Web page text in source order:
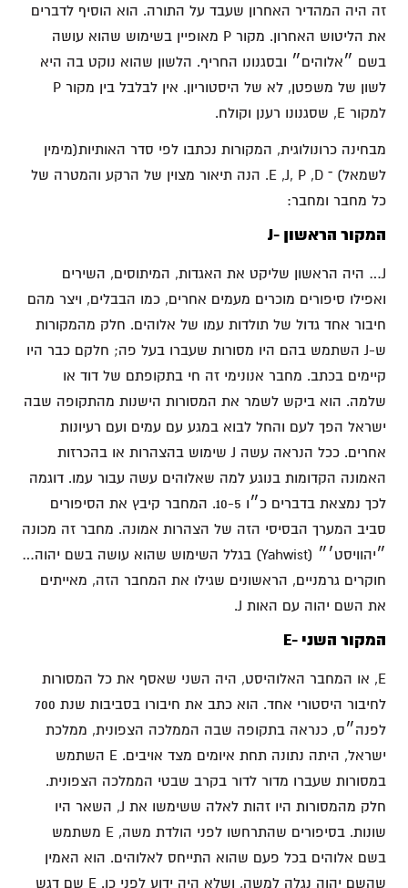
זה היה המהדיר האחרון שעבד על התורה. הוא הוסיף לדברים
את הליטוש האחרון. מקור P מאופיין בשימוש שהוא עושה
בשם ״אלוהים״ ובסגנונו החריף. הלשון שהוא נוקט בה היא
לשון של משפטן, לא של היסטוריון. אין לבלבל בין מקור P
למקור E, שסגנונו רענן וקולח.
מבחינה כרונולוגית, המקורות נכתבו לפי סדר האותיות(מימין
לשמאל) ־ E ,J, P ,D. הנה תיאור מצוין של הרקע והמטרה של
כל מחבר ומחבר:
המקור הראשון -J
J… היה הראשון שליקט את האגדות, המיתוסים, השירים
ואפילו סיפורים מוכרים מעמים אחרים, כמו הבבלים, ויצר מהם
חיבור אחד גדול של תולדות עמו של אלוהים. חלק מהמקורות
ש-J השתמש בהם היו מסורות שעברו בעל פה; חלקם כבר היו
קיימים בכתב. מחבר אנונימי זה חי בתקופתם של דוד או
שלמה. הוא ביקש לשמר את המסורות הישנות מהתקופה שבה
ישראל הפך לעם והחל לבוא במגע עם עמים ועם רעיונות
אחרים. ככל הנראה עשה J שימוש בהצהרות או בהכרזות
האמונה הקדומות בנוגע למה שאלוהים עשה עבור עמו. דוגמה
לכך נמצאת בדברים כ״ו 10-5. המחבר קיבץ את הסיפורים
סביב המערך הבסיסי הזה של הצהרות אמונה. מחבר זה מכונה
״יהוויסט׳״ (Yahwist) בגלל השימוש שהוא עושה בשם יהוה…
חוקרים גרמניים, הראשונים שגילו את המחבר הזה, מאייתים
את השם יהוה עם האות J.
המקור השני -E
E, או המחבר האלוהיסט, היה השני שאסף את כל המסורות
לחיבור היסטורי אחד. הוא כתב את חיבורו בסביבות שנת 700
לפנה״ס, כנראה בתקופה שבה הממלכה הצפונית, ממלכת
ישראל, היתה נתונה תחת איומים מצד אויבים. E השתמש
במסורות שעברו מדור לדור בקרב שבטי הממלכה הצפונית.
חלק מהמסורות היו זהות לאלה ששימשו את J, השאר היו
שונות. בסיפורים שהתרחשו לפני הולדת משה, E משתמש
בשם אלוהים בכל פעם שהוא התייחס לאלוהים. הוא האמין
שהשם יהוה נגלה למשה, ושלא היה ידוע לפני כן. E שם דגש